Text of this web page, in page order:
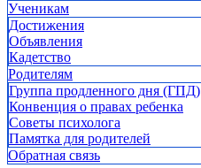
Ученикам
Достижения
Объявления
Кадетство
Родителям
Группа продленного дня (ГПД)
Конвенция о правах ребенка
Советы психолога
Памятка для родителей
Обратная связь